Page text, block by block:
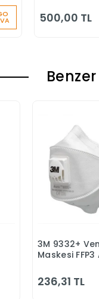
500,00 TL
3M 9332+
Maskesi
236,31 TL